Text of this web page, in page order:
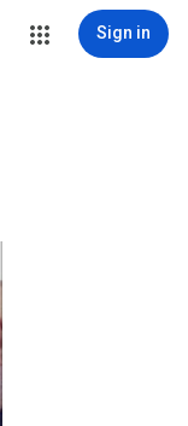
Sign in